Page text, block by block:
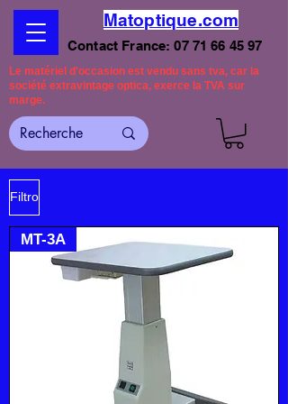
Matoptique.com
Contact France:07 71 66 45 97
Le matériel d'occasion est vendu sans tva, car la
société extravintage optica, exerce la TVA sur
marge.
Filtro
MT-3A